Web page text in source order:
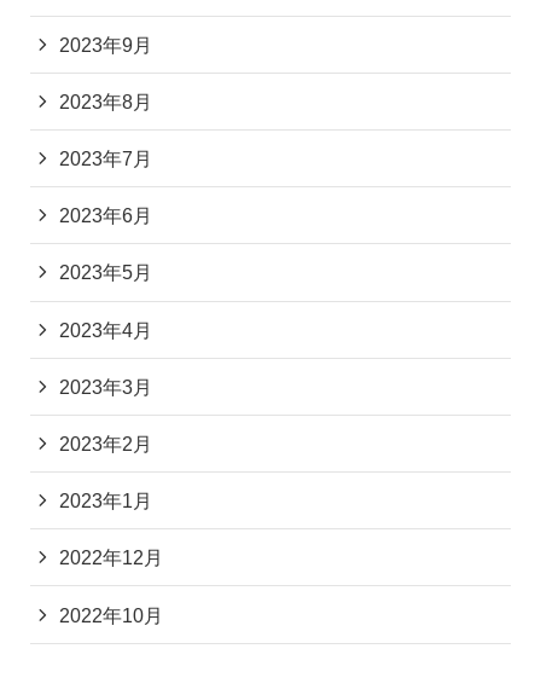
2023年9月
2023年8月
2023年7月
2023年6月
2023年5月
2023年4月
2023年3月
2023年2月
2023年1月
2022年12月
2022年10月